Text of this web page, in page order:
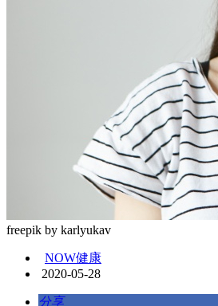
freepik by karlyukav
NOW健康
2020-05-28
分享